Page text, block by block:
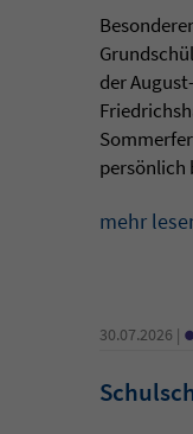
der
persönlich
mehr
30.07.2026 | •